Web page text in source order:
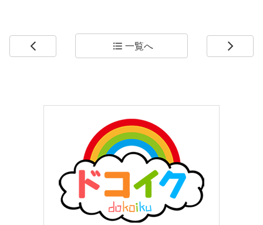
arrow_back_ios format_list_bulleted 一覧へ arrow_forward_ios